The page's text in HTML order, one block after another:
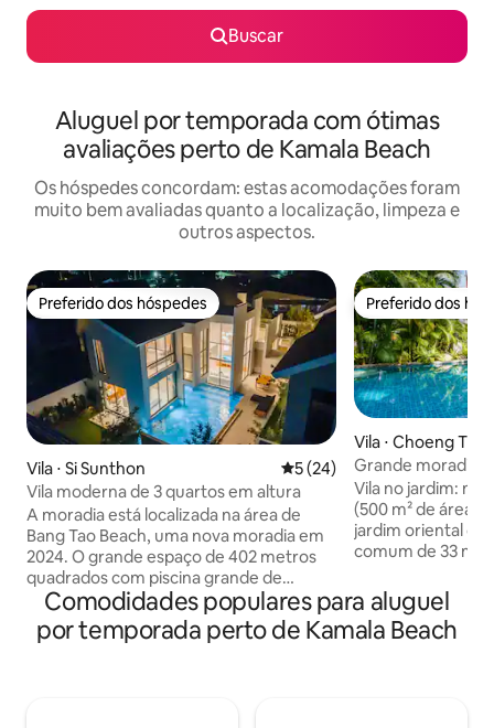
Buscar
Aluguel por temporada com ótimas
avaliações perto de Kamala Beach
Os hóspedes concordam: estas acomodações foram
muito bem avaliadas quanto a localização, limpeza e
outros aspectos.
Preferido dos hóspedes
Preferido dos hóspedes
Vila ⋅ Si Sunthon 5 de uma avaliação média
5 (24)
Vila moderna de 3 quartos em altura
A moradia está localizada na área de
Bang Tao Beach, uma nova moradia em
2024. O grande espaço de 402 metros
quadrados com piscina grande de
4×15m, sala de estar com teto de 6m de
altura. O novo design, o sistema
doméstico inteligente, um conjunto
Preferido dos
Preferido dos
Vila ⋅ Choeng
Grande moradia
enorme.
Vila no jardim:
(500 m² de área
jardim oriental
comum de 33 m e
quartos com
para famílias.
terraços com
Comodidades populares para aluguel
por temporada perto de Kamala Beach